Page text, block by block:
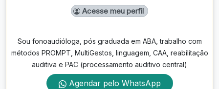
Acesse meu perfil
Sou fonoaudióloga, pós graduada em ABA, trabalho com
métodos PROMPT, MultiGestos, linguagem, CAA, reabilitação
auditiva e PAC (processamento auditivo central)
Agendar pelo WhatsApp